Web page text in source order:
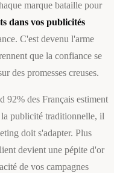
marque bataille pour
dans vos publicités
C'est devenu l'arme
que la confiance se
des promesses creuses.
92% des Français estiment
publicité traditionnelle, il
doit s'adapter. Plus
devient une pépite d'or
de vos campagnes